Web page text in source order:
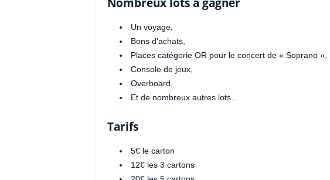
Un voyage,
Bons d’achats,
Places catégorie OR pour le concert de « Soprano »,
Console de jeux,
Overboard,
Et de nombreux autres lots…
Tarifs
5€ le carton
12€ les 3 cartons